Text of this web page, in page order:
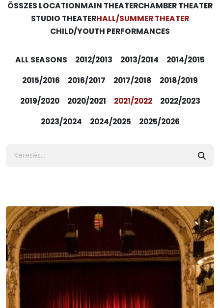
ÖSSZES LOCATIONMAIN THEATERCHAMBER THEATER
STUDIO THEATERHALL/SUMMER THEATER
CHILD/YOUTH PERFORMANCES
ALL SEASONS 2012/2013 2013/2014
2014/2015
2015/2016
2016/2017 2017/2018
2018/2019
2019/2020
2020/2021 2021/2022
2022/2023
2023/2024
2024/2025 2025/2026